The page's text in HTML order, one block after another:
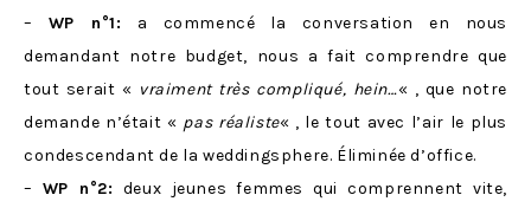
– WP n°1: a commencé la conversation en nous
demandant notre budget, nous a fait comprendre que
tout serait « vraiment très compliqué, hein…« , que notre
demande n’était « pas réaliste« , le tout avec l’air le plus
condescendant de la weddingsphere. Éliminée d’office.
– WP n°2: deux jeunes femmes qui comprennent vite,